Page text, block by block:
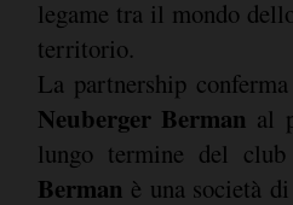
legame tra il mondo
territorio.
La partnership
Neuberger Berman al
lungo termine del club
Berman è una società